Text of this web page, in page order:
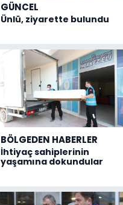
GÜNCEL
Ünlü, ziyarette bulundu
BÖLGEDEN HABERLER
İhtiyaç sahiplerinin
yaşamına dokundular